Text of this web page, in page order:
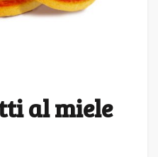
al miele